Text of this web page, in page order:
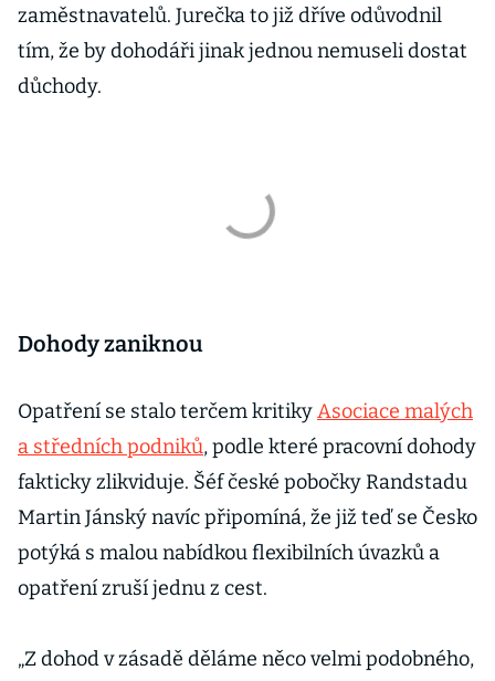
zaměstnavatelů. Jurečka to již dříve odůvodnil
tím, že by dohodáři jinak jednou nemuseli dostat
důchody.
Dohody zaniknou
Opatření se stalo terčem kritikyAsociace malých
a středních podniků, podle které pracovní dohody
fakticky zlikviduje. Šéf české pobočky Randstadu
Martin Jánský navíc připomíná, že již teď se Česko
potýká s malou nabídkou flexibilních úvazků a
opatření zruší jednu z cest.
„Z dohod v zásadě děláme něco velmi podobného,